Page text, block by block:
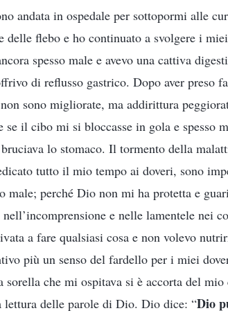
andata in ospedale per sottopormi alle
delle flebo e ho continuato a svolgere i
spesso male e avevo una cattiva
di reflusso gastrico. Dopo aver preso
sono migliorate, ma addirittura
se il cibo mi si bloccasse in gola e spesso
lo stomaco. Il tormento della
tutto il mio tempo ai doveri, sono
male; perché Dio non mi ha protetta e
nell’incomprensione e nelle lamentele nei
a fare qualsiasi cosa e non volevo
più un senso del fardello per i miei
sorella che mi ospitava si è accorta del
lettura delle parole di Dio. Dio dice: “Dio